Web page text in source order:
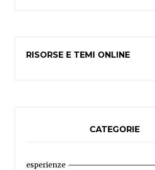
RISORSE E TEMI ONLINE
CATEGORIE
esperienze